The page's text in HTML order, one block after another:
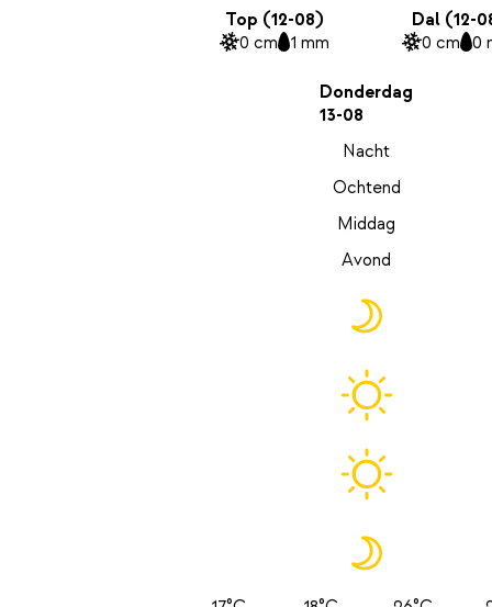
Top (12-08)
0 cm 1 mm
Dal (12-
0 cm 0
Donderdag
13-08
Nacht
Ochtend
Middag
Avond